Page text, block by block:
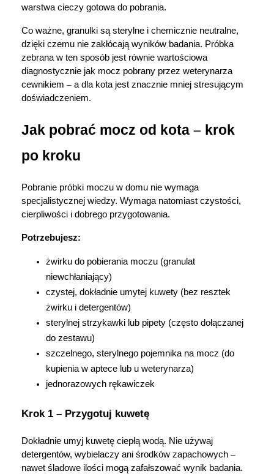
warstwa cieczy gotowa do pobrania.
Co ważne, granulki są sterylne i chemicznie neutralne,
dzięki czemu nie zakłócają wyników badania. Próbka
zebrana w ten sposób jest równie wartościowa
diagnostycznie jak mocz pobrany przez weterynarza
cewnikiem – a dla kota jest znacznie mniej stresującym
doświadczeniem.
Jak pobrać mocz od kota – krok
po kroku
Pobranie próbki moczu w domu nie wymaga
specjalistycznej wiedzy. Wymaga natomiast czystości,
cierpliwości i dobrego przygotowania.
Potrzebujesz:
żwirku do pobierania moczu (granulat
niewchłaniający)
czystej, dokładnie umytej kuwety (bez resztek
żwirku i detergentów)
sterylnej strzykawki lub pipety (często dołączanej
do zestawu)
szczelnego, sterylnego pojemnika na mocz (do
kupienia w aptece lub u weterynarza)
jednorazowych rękawiczek
Krok 1 – Przygotuj kuwetę
Dokładnie umyj kuwetę ciepłą wodą. Nie używaj
detergentów, wybielaczy ani środków zapachowych –
nawet śladowe ilości mogą zafałszować wynik badania.